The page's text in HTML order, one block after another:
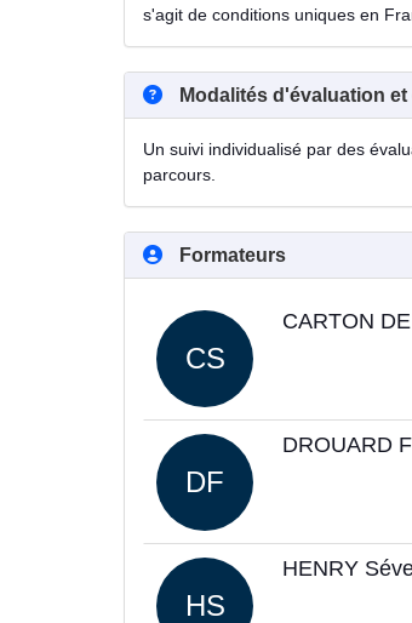
s'agit de conditions uniques en
Modalités d'évaluation
Un suivi individualisé par des
parcours.
Formateurs
CS
CARTON
DF
DROUARD
HS
HENRY